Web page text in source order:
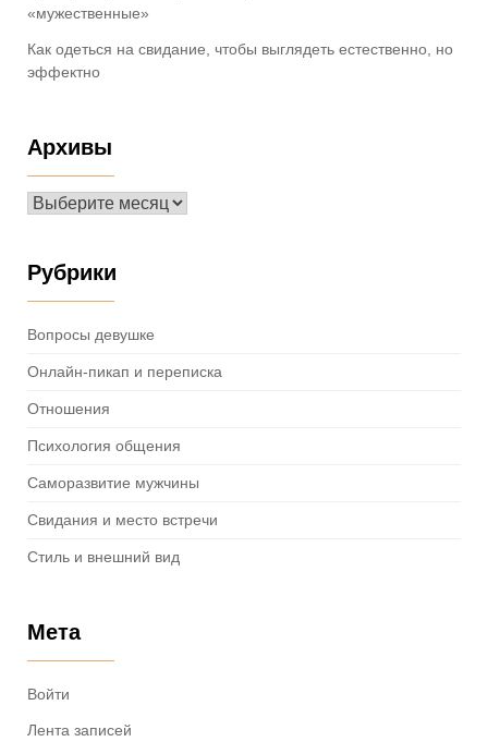
«мужественные»
Как одеться на свидание, чтобы выглядеть естественно, но
эффектно
Архивы
Архивы
Рубрики
Вопросы девушке
Онлайн-пикап и переписка
Отношения
Психология общения
Саморазвитие мужчины
Свидания и место встречи
Стиль и внешний вид
Мета
Войти
Лента записей